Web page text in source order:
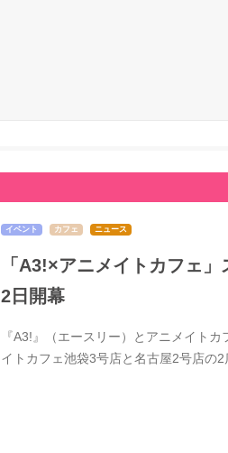
イベント カフェ ニュース
「A3!×アニメイトカフェ
2日開幕
『A3!』（エースリー）とアニメイト
イトカフェ池袋3号店と名古屋2号店の